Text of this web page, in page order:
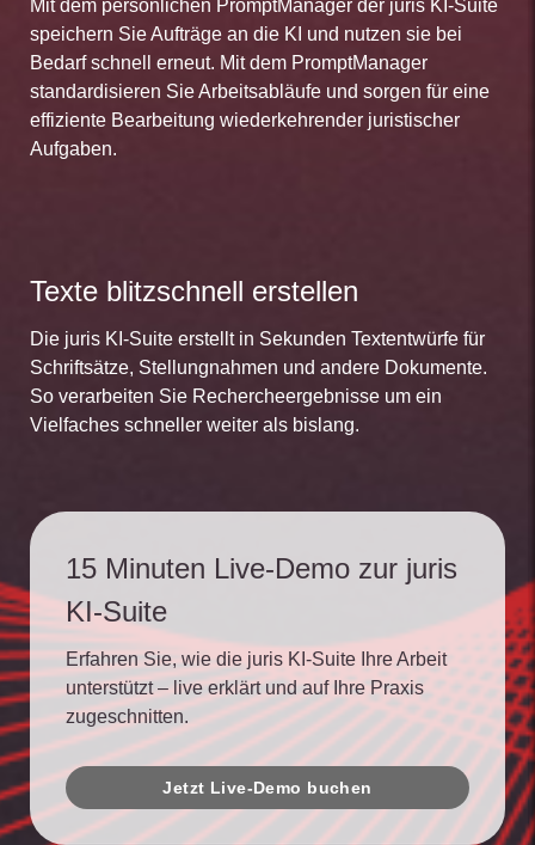
Mit dem persönlichen PromptManager der juris KI-Suite
speichern Sie Aufträge an die KI und nutzen sie bei
Bedarf schnell erneut. Mit dem PromptManager
standardisieren Sie Arbeitsabläufe und sorgen für eine
effiziente Bearbeitung wiederkehrender juristischer
Aufgaben.
Texte blitzschnell erstellen
Die juris KI-Suite erstellt in Sekunden Textentwürfe für
Schriftsätze, Stellungnahmen und andere Dokumente.
So verarbeiten Sie Rechercheergebnisse um ein
Vielfaches schneller weiter als bislang.
15 Minuten Live-Demo zur juris
KI-Suite
Erfahren Sie, wie die juris KI-Suite Ihre Arbeit
unterstützt – live erklärt und auf Ihre Praxis
zugeschnitten.
Jetzt Live-Demo buchen